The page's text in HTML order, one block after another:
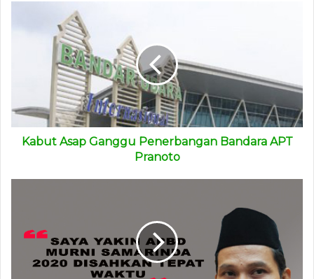
segenap dosen, mahasiswa, dan komponen masyarakat
sipil lainnya yang peduli dengan masa depan
pemberantasan korupsi di Indonesia, untuk merapatkan
barisan dan melancarkan perlawanan terbuka terhadap
segala upaya pelemahan KPK.
Secara historis, kata mereka, bahwa Komisi
Pemberantasan Korupsi (KPK) adalah amanah reformasi,
jawaban atas lemahnya pemberantasan tindak pidana
membangun kepercayaan Rakyat Indonesia (public trust)
dengan baik. Betapa tidak, sejak efektif bekerja pada tahun
2003, KPK setidaknya telah menangani 1.064 perkara.
Diantara perkara yang ditangani tersebut, anggota DPR
Kabut Asap Ganggu Penerbangan Bandara APT
Pranoto